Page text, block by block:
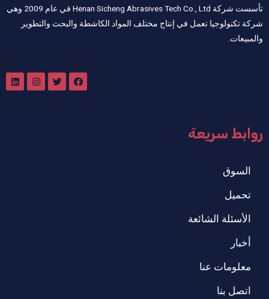
تأسست شركة Henan Sicheng Abrasives Tech Co., Ltd في عام 2009 وهي
شركة تكنولوجيا تعمل في إنتاج مختلف المواد الكاشطة والبحث والتطوير
والمبيعات.
روابط سريعة
السوق
تحميل
الأسئلة الشائعة
أخبار
معلومات عنا
اتصل بنا